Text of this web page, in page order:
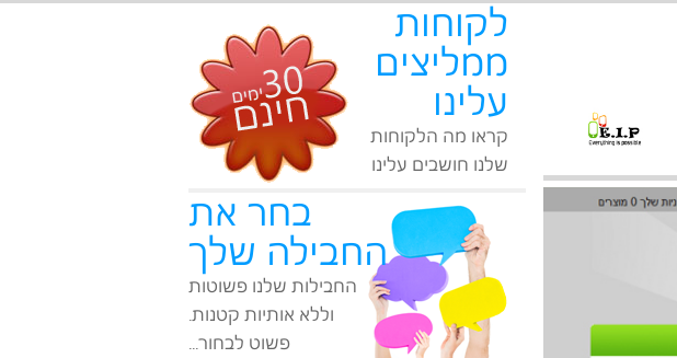
לקוחות
ממליצים
עלינו
קראו מה הלקוחות
שלנו חושבים עלינו
בחר את
החבילה שלך
החבילות שלנו פשוטות
וללא אותיות קטנות.
פשוט לבחור...